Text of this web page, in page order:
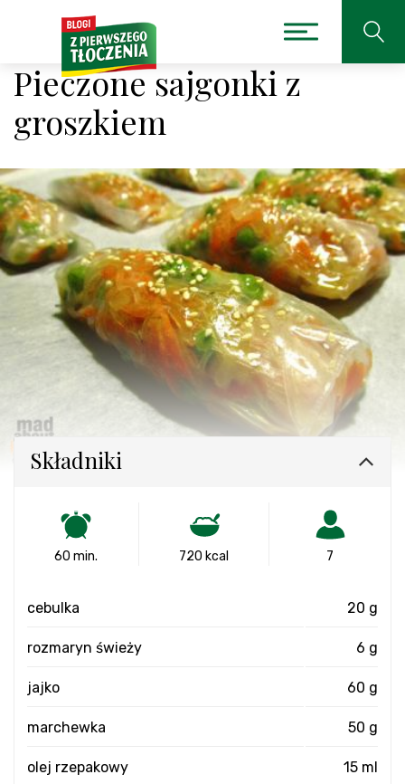
Pieczone sajgonki z
groszkiem
Składniki
60 min. 720 kcal 7
cebulka 20 g
rozmaryn świeży 6 g
jajko 60 g
marchewka 50 g
olej rzepakowy 15 ml